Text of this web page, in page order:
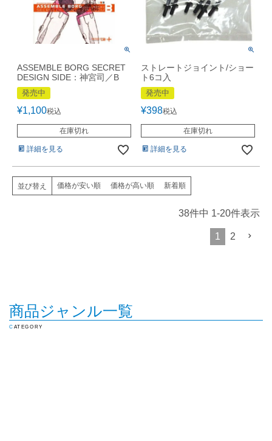
ASSEMBLE BORG SECRET
DESIGN SIDE：神宮司／B
発売中
¥1,100税込
在庫切れ
詳細を見る
ストレートジョイント/ショー
ト6コ入
発売中
¥398税込
在庫切れ
詳細を見る
並び替え 価格が安い順 価格が高い順 新着順
38件中 1-20件表示
1 2
商品ジャンル一覧
CATEGORY